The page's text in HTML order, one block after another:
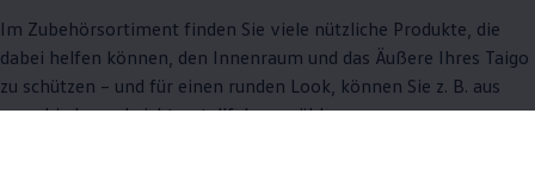
Im Zubehörsortiment finden Sie viele nützliche Produkte, die
dabei helfen können, den Innenraum und das Äußere Ihres Taigo
zu schützen – und für einen runden Look, können Sie z. B. aus
verschiedenen Leichtmetallfelgen wählen.